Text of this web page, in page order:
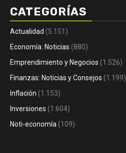
CATEGORÍAS
Actualidad (5.151)
Economía: Noticias (880)
Emprendimiento y Negocios (1.526)
Finanzas: Noticias y Consejos (1.199)
Inflación (1.153)
Inversiones (1.604)
Noti-economía (109)